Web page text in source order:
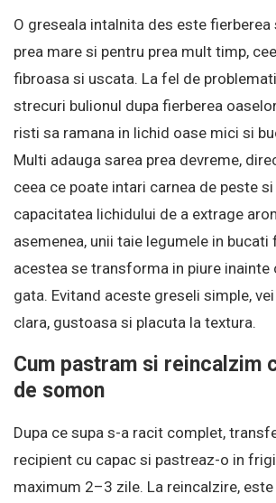
O greseala intalnita des este
prea mare si pentru prea mult timp,
fibroasa si uscata. La fel de
strecuri bulionul dupa fierberea
risti sa ramana in lichid oase mici si
Multi adauga sarea prea devreme,
ceea ce poate intari carnea de peste
capacitatea lichidului de a extrage
asemenea, unii taie legumele in
acestea se transforma in piure inainte
gata. Evitand aceste greseli simple,
clara, gustoasa si placuta la textura.
Cum pastram si reincalzim
de somon
Dupa ce supa s-a racit complet,
recipient cu capac si pastreaz-o in
maximum 2–3 zile. La reincalzire,